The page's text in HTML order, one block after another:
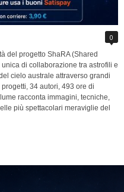
0
del progetto ShaRA (Shared
di collaborazione tra astrofili e
cielo australe attraverso grandi
34 autori, 493 ore di
racconta immagini, tecniche,
più spettacolari meraviglie del